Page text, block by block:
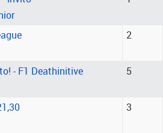
2
- F1 Deathinitive
5
3